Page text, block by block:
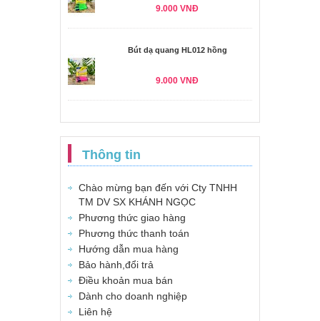
9.000 VNĐ
Bút dạ quang HL012 hồng
9.000 VNĐ
Thông tin
Chào mừng bạn đến với Cty TNHH
TM DV SX KHÁNH NGỌC
Phương thức giao hàng
Phương thức thanh toán
Hướng dẫn mua hàng
Bảo hành,đổi trả
Điều khoản mua bán
Dành cho doanh nghiệp
Liên hệ